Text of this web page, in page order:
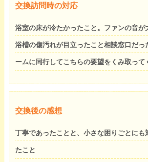
交換訪問時の対応
浴室の床が冷たかったこと。ファンの音が
浴槽の傷汚れが目立ったこと相談窓口だっ
ームに同行してこちらの要望をくみ取って
交換後の感想
丁寧であったことと、小さな困りごとにも
たこと